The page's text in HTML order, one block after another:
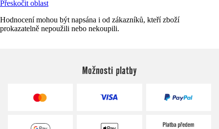
Přeskočit oblast
Hodnocení mohou být napsána i od zákazníků, kteří zboží
prokazatelně nepoužili nebo nekoupili.
Možnosti platby